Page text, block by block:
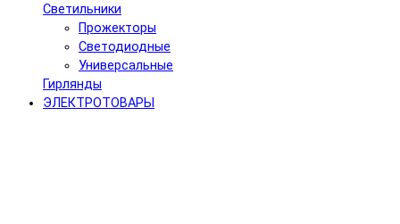
Светильники
Прожекторы
Светодиодные
Универсальные
Гирлянды
ЭЛЕКТРОТОВАРЫ